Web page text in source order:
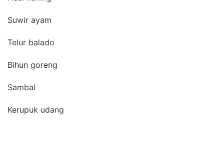
Suwir ayam
Telur balado
Bihun goreng
Sambal
Kerupuk udang